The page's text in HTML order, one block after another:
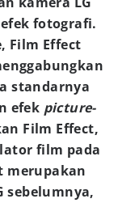
fotografi.
Film Effect
standarnya
efek picture-
Film Effect,
film pada
merupakan
sebelumnya,